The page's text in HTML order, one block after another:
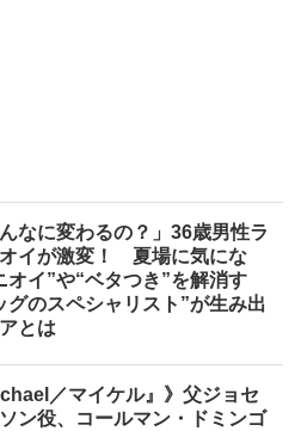
んなに変わるの？」36歳男性ラ
イが激変！ 夏場に気にな
オイ”や“ベタつき”を解消す
グのスペシャリスト”が生み出
とは
／マイケル』》父ジョセ
ン役、コールマン・ドミンゴ